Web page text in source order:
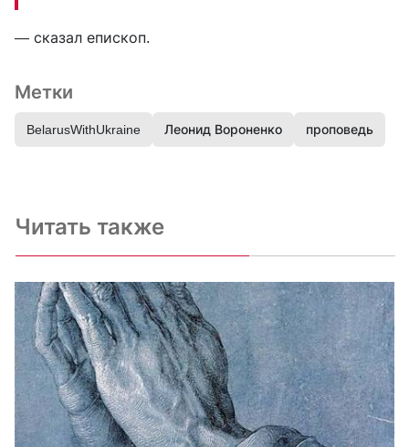
— сказал епископ.
Метки
BelarusWithUkraine Леонид Вороненко проповедь
Читать также